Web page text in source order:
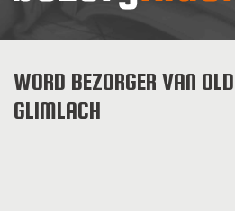
WORD BEZORGER VAN
GLIMLACH